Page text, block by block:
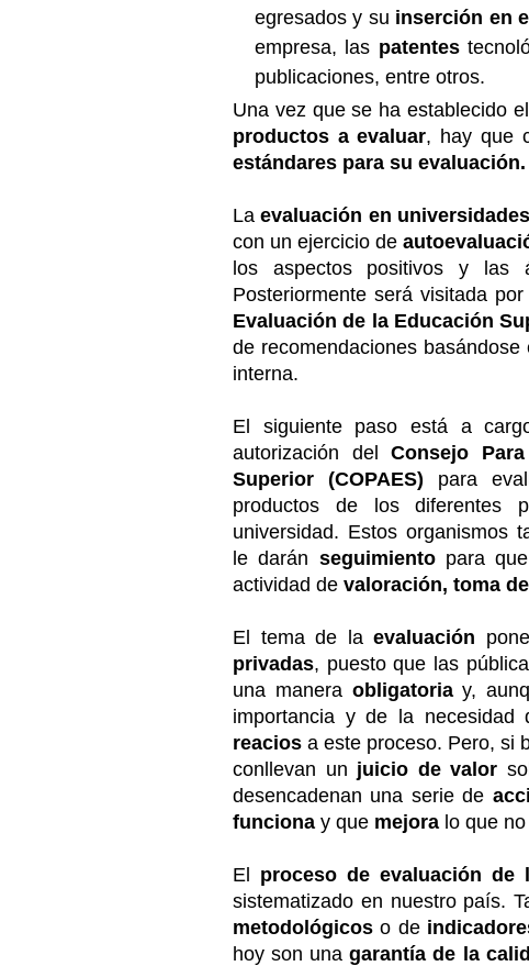
egresados y su inserción en
empresa, las patentes
publicaciones, entre otros.
Una vez que se ha establecido
productos a evaluar, hay que
estándares para su evaluación.
Laevaluación en
con un ejercicio de
los aspectos positivos y las
Posteriormente será visitada
Evaluación de la Educación
de recomendaciones
interna.
El siguiente paso está a
autorización delConsejo
Superior (COPAES) para
productos de los diferentes
universidad. Estos organismos
le darán seguimiento para
actividad de valoración, toma
El tema de laevaluación
privadas, puesto que las
una manera obligatoriay,
importancia y de la necesidad
reaciosa este proceso. Pero, si
conllevan un juicio de valor
desencadenan una serie de
funciona y que mejora lo que
El proceso de evaluación de
sistematizado en nuestro país.
metodológicoso de
hoy son unagarantía de la